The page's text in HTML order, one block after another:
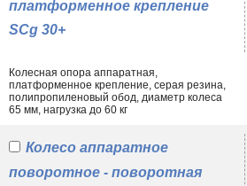
платформенное крепление
SCg 30+
Колесная опора аппаратная,
платформенное крепление, серая резина,
полипропиленовый обод, диаметр колеса
65 мм, нагрузка до 60 кг
Колесо аппаратное
поворотное - поворотная